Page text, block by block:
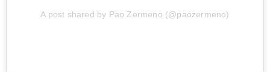
A post shared by Pao Zermeno (@paozermeno)